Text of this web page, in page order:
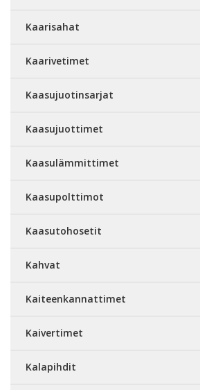
Kaarisahat
Kaarivetimet
Kaasujuotinsarjat
Kaasujuottimet
Kaasulämmittimet
Kaasupolttimot
Kaasutohosetit
Kahvat
Kaiteenkannattimet
Kaivertimet
Kalapihdit